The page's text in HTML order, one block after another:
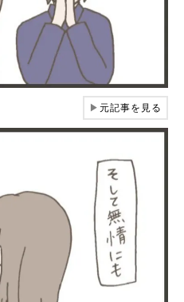
▶元記事を見る